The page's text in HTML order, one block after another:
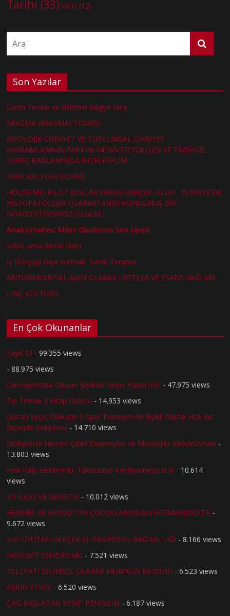
Tarihi (33) virüs (12)
Son Yazılar
Evrim Teorisi ve Bilimsel Bilgiye Giriş
MİAZMA (MIASMA) TEORİSİ
BİYOLOJİK CİNSİYET VE TOPLUMSAL CİNSİYET
KAVRAMLARININ FARKINI İNSAN FİZYOLOJİSİ VE TARİHSEL
SÜREÇ BAĞLAMINDA İNCELEYELİM
KIRIK KALPLER DURAĞI
HOUSE MD PİLOT BÖLÜM VAKASI GERÇEK OLDU : TÜRKİYE´DE
HİSTOPATOLOJİK OLARAKTANISI KONULMUŞ BİR
NÖROSİSTİSERKOZ OLGUSU
Anaksimenes: Milet Okulunun Son Üyesi
Veba, ama danslı olanı!
İç Dünyayı Dışa Vurmak: Sanat Terapisi
ANTİMİKROBİYAL AJAN OLARAK LİPİTLER VE ESANS YAĞLARI
LİNÇ KÜLTÜRÜ
En Çok Okunanlar
Kayıt Ol - 99.355 views
- 88.975 views
Damağımızda Oluşan Şişlikler Neyin Habercisi? - 47.975 views
Tıp Temalı 3 Kitap Önerisi - 14.953 views
Görsel Seçici Dikkatin E-spor Deneyimi ile İlişkili Olarak Hızlı Bir
Biçimde Gelişmesi - 14.710 views
Girdiyseniz Hemen Çıkın! Depresyon ve Moleküler Mekanizması -
13.803 views
Kırık Kalp Sendromu: Takotsubo Kardiyomiyopatisi - 10.614
views
VİTİLİGO VE GENETİK - 10.012 views
HERMES VE AFRODİT’İN ÇOCUKLARINDAN HERMAFRODİT’E -
9.672 views
SİZİ UYUTAN GERÇEK (!): PROPOFOL BAĞIMLILIĞI - 8.166 views
NEGLECT SENDROMU - 7.521 views
TELEPATİ BİLİMSEL OLARAK MÜMKÜN MÜDÜR? - 6.523 views
AŞKIN ETKİSİ - 6.520 views
ÇAĞ BAŞLATAN KEŞİF: PENİSİLİN - 6.187 views